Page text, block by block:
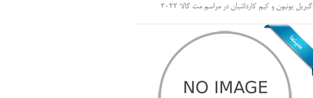
گبریل یونیون و کیم کارداشیان در مراسم مت گالا ۲۰۲۲